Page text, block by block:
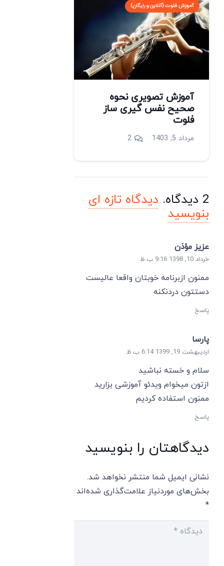
آموزش فلوت (آنلاین و رایگان)
آموزش تصویری نحوه
صحیح نفس گیری ساز
فلوت
مرداد 5, 1403 2دیدگاه
2 دیدگاه. دیدگاه تازه ای
بنویسید
عزیز مؤذن
خرداد 10, 1398 9:16 ب.ظ
ممنون ازبرنامه خوبتان واقعا عالیست
دستتون دردنکنه
پاسخ
پارسا
اردیبهشت 19, 1399 6:14 ب.ظ
سلام و خسته نباشید
ازتون میخوام ویدئو آموزشی بزارید
ممنون استفاده کردیم
پاسخ
دیدگاهتان را بنویسید
نشانی ایمیل شما منتشر نخواهد شد.
بخش‌های موردنیاز علامت‌گذاری شده‌اند
*